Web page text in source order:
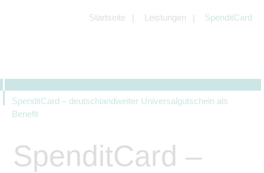
Startseite Leistungen SpenditCard
SpenditCard – deutschlandweiter Universalgutschein als
Benefit
SpenditCard –
Angeboten von z.B. Facebook und
LinkedIn.
können.